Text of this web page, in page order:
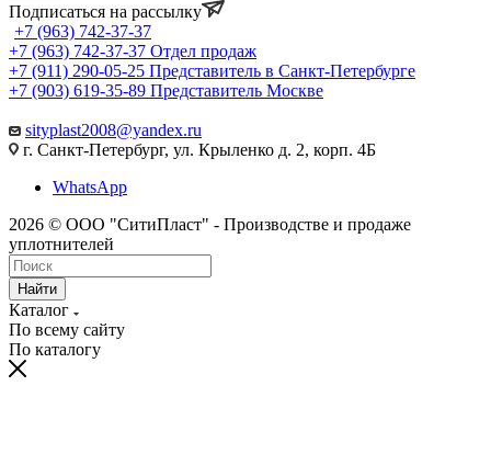
Подписаться на рассылку
+7 (963) 742-37-37
+7 (963) 742-37-37 Отдел продаж
+7 (911) 290-05-25 Представитель в Санкт-Петербурге
+7 (903) 619-35-89 Представитель Москве
sityplast2008@yandex.ru
г. Санкт-Петербург, ул. Крыленко д. 2, корп. 4Б
WhatsApp
2026 © ООО "СитиПласт" - Производстве и продаже
уплотнителей
Найти
Каталог
По всему сайту
По каталогу